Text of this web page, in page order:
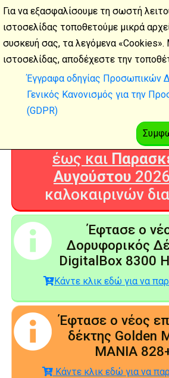
διακοπές
Η Ψηφιακή
ΚΛΕΙΣΤΗ από
Αυγούστου
έως και
Αυγούστου 2026
καλοκαιρινών
Έφτασε ο
Δορυφορικός
DigitalBox 8300
Κάντε κλικ εδώ για να
Έφτασε ο νέος
δέκτης Golden
MANIA
Κάντε κλικ εδώ για να
Για να εξασφαλίσουμε τη σωστή
ιστοσελίδας τοποθετούμε μικρά
συσκευή σας, τα λεγόμενα
ιστοσελίδας, αποδέχεστε την
Έγγραφα οδηγίας Προσωπικών
Γενικός Κανονισμός για την
(GDPR)